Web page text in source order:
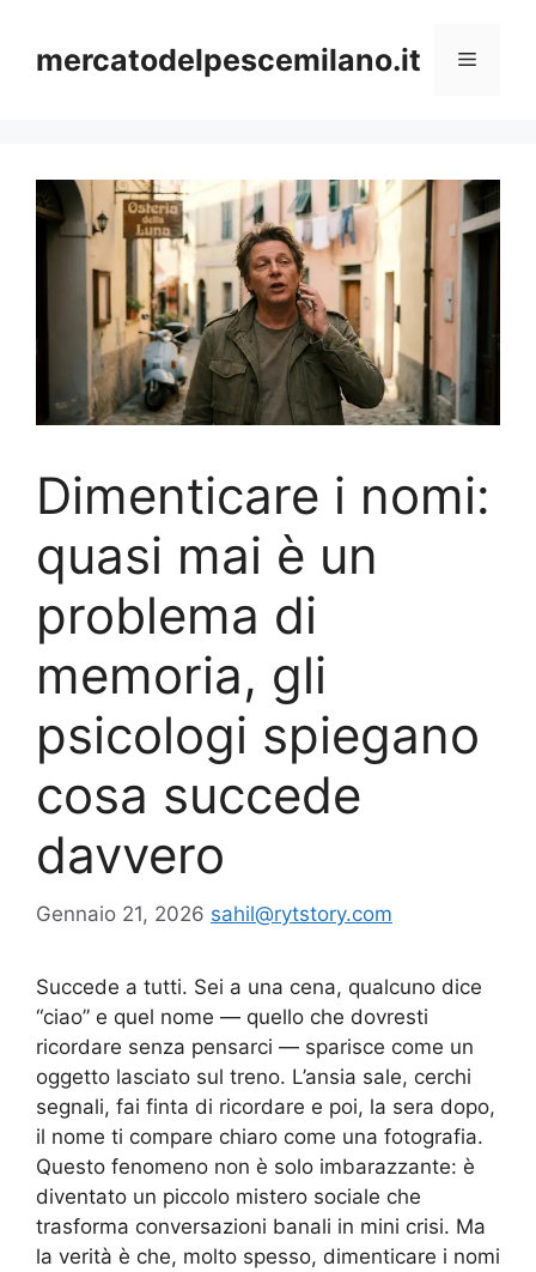
contenuto
mercatodelpescemilano.it Menu
Dimenticare i nomi:
quasi mai è un
problema di
memoria, gli
psicologi spiegano
cosa succede
davvero
Gennaio 21, 2026 sahil@rytstory.com
Succede a tutti. Sei a una cena, qualcuno dice
“ciao” e quel nome — quello che dovresti
ricordare senza pensarci — sparisce come un
oggetto lasciato sul treno. L’ansia sale, cerchi
segnali, fai finta di ricordare e poi, la sera dopo,
il nome ti compare chiaro come una fotografia.
Questo fenomeno non è solo imbarazzante: è
diventato un piccolo mistero sociale che
trasforma conversazioni banali in mini crisi. Ma
la verità è che, molto spesso, dimenticare i nomi